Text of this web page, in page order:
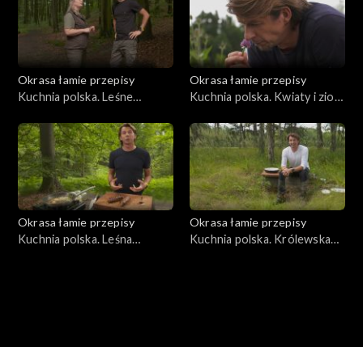
Okrasa łamie przepisy
Kuchnia polska. Leśne
Okrasa łamie przepisy
Kuchnia polska. Kwiaty i zioła
Okrasa łamie przepisy
Kuchnia polska. Leśna
Okrasa łamie przepisy
Kuchnia polska. Królewska